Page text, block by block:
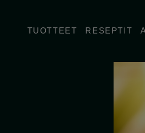
TUOTTEET RESEPTIT